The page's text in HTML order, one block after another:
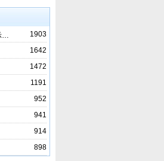
1903
…
1642
1472
1191
952
941
914
898